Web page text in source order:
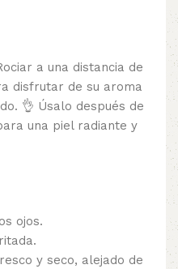
a una distancia de
disfrutar de su aroma
👌 Úsalo después de
una piel radiante y
ojos.
y seco, alejado de